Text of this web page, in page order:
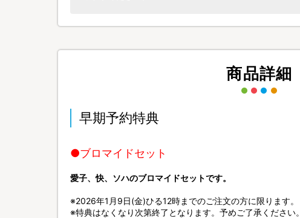
商品詳細
早期予約特典
●ブロマイドセット
愛子、快、ソハのブロマイドセットです。
※2026年1月9日(金)ひる12時までのご注文の方に限ります。
※特典はなくなり次第終了となります。予めご了承ください。